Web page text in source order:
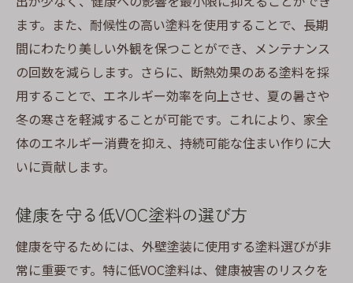
ます。また、耐候性の高い塗料を使用することで、長期
間にわたり美しい外観を保つことができ、メンテナンス
の回数を減らします。さらに、断熱効果のある塗料を採
用することで、エネルギー効率を向上させ、夏の暑さや
冬の寒さを軽減することが可能です。これにより、家全
体のエネルギー消費を抑え、持続可能な住まい作りに大
いに貢献します。
健康を守る低VOC塗料の選び方
健康を守るためには、外壁塗装に使用する塗料選びが非
常に重要です。特に低VOC塗料は、健康被害のリスクを